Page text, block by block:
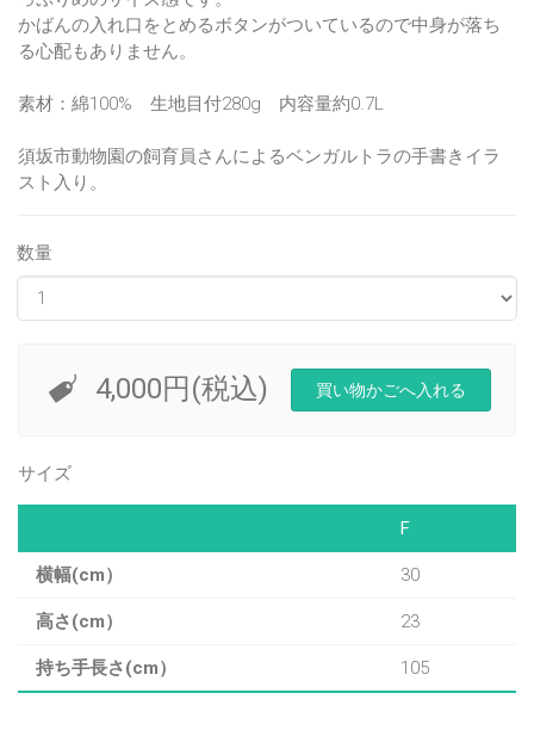
かばんの入れ口をとめるボタンがついているので中身が落ち
る心配もありません。
素材：綿100% 生地目付280g 内容量約0.7L
須坂市動物園の飼育員さんによるベンガルトラの手書きイラ
スト入り。
数量
4,000円(税込)
サイズ
F
横幅(cm） 30
高さ(cm） 23
持ち手長さ(cm） 105